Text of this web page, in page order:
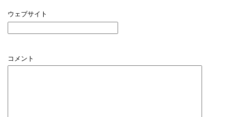
ウェブサイト
コメント